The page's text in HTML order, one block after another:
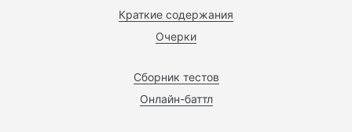
Краткие содержания
Очерки
Сборник тестов
Онлайн-баттл